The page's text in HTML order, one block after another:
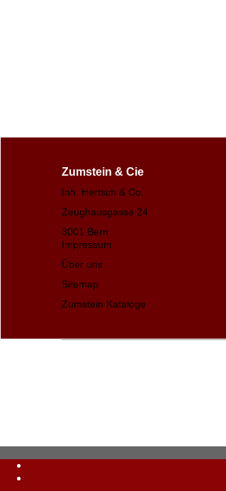
Zumstein & Cie
Inh. Hertsch & Co.
Zeughausgasse 24
3001 Bern
Impressum
Über uns
Sitemap
Zumstein Kataloge